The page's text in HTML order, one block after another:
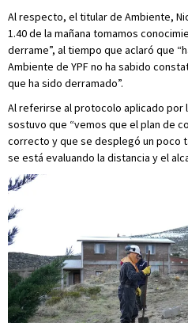
Al respecto, el titular de Ambiente,
1.40 de la mañana tomamos
derrame”, al tiempo que aclaró que
Ambiente de YPF no ha sabido
que ha sido derramado”.
Al referirse al protocolo aplicado por
sostuvo que “vemos que el plan de
correcto y que se desplegó un poco
se está evaluando la distancia y el